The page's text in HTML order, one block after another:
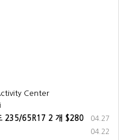
Center
04.27
235/65R17 2 개 $280
04.22